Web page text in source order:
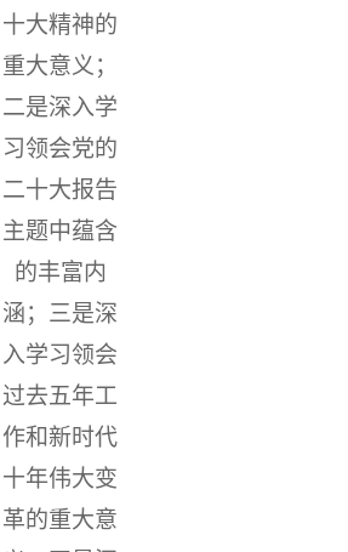
十大精神的
重大意义；
二是深入学
习领会党的
二十大报告
主题中蕴含
的丰富内
涵；三是深
入学习领会
过去五年工
作和新时代
十年伟大变
革的重大意